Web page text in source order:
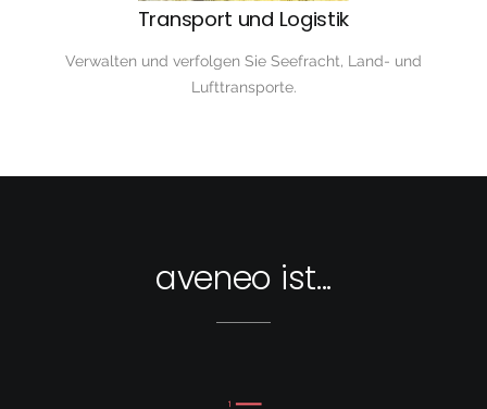
Transport und Logistik
Verwalten und verfolgen Sie Seefracht, Land- und
Lufttransporte.
aveneo ist...